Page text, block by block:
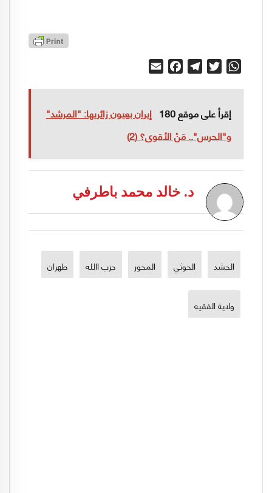
WhatsApp
Twitter
Telegram
Facebook
إقرأ على موقع 180
إيران بعيون زائريها: "المرشد"
و"الحرس".. مَنْ الأقوى؟ (2)
د. خالد محمد باطرفي
الحشد الحوثي المحور حزب االله طهران
ولاية الفقيه